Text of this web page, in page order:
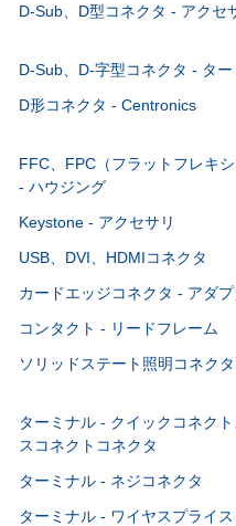
D-Sub、D型コネクタ - アクセ
D-Sub、D-字型コネクタ - ター
D形コネクタ - Centronics
FFC、FPC（フラットフレキ
- ハウジング
Keystone - アクセサリ
USB、DVI、HDMIコネクタ
カードエッジコネクタ - アダプ
コンタクト - リードフレーム
ソリッドステート照明コネク
ターミナル - クイックコネク
スコネクトコネクタ
ターミナル - ネジコネクタ
ターミナル - ワイヤスプライ